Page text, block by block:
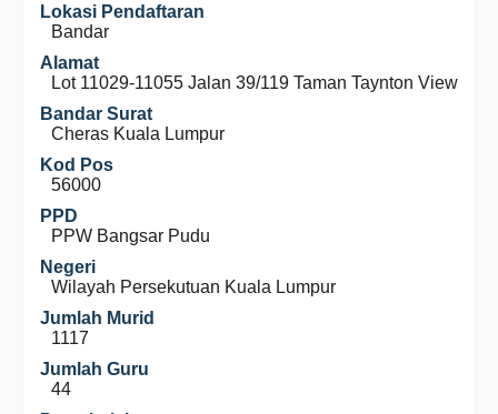
Lokasi Pendaftaran
Bandar
Alamat
Lot 11029-11055 Jalan 39/119 Taman Taynton View
Bandar Surat
Cheras Kuala Lumpur
Kod Pos
56000
PPD
PPW Bangsar Pudu
Negeri
Wilayah Persekutuan Kuala Lumpur
Jumlah Murid
1117
Jumlah Guru
44